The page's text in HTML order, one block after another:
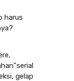
harus
gelap